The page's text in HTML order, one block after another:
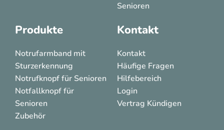
Senioren
Produkte
Notrufarmband mit
Sturzerkennung
Notrufknopf für Senioren
Notfallknopf für
Senioren
Zubehör
Kontakt
Kontakt
Häufige Fragen
Hilfebereich
Login
Vertrag Kündigen